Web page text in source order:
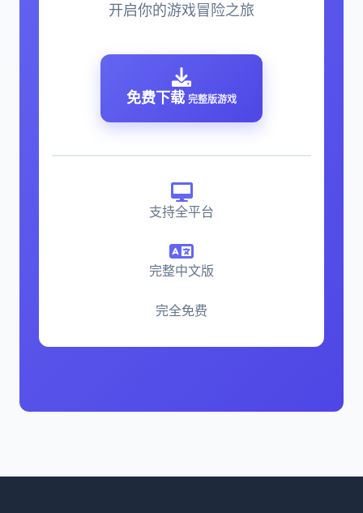
开启你的游戏冒险之旅
免费下载 完整版游戏
支持全平台
完整中文版
完全免费